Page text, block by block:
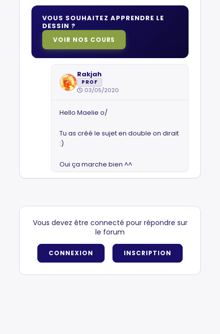
VOUS SOUHAITEZ APPRENDRE LE
DESSIN ?
VOIR NOS COURS
Rakjah
PROF
03/05/2020
Hello Maelie o/
Tu as créé le sujet en double on dirait
:)
Oui ça marche bien ^^
Vous devez être connecté pour répondre sur
le forum
CONNEXION INSCRIPTION